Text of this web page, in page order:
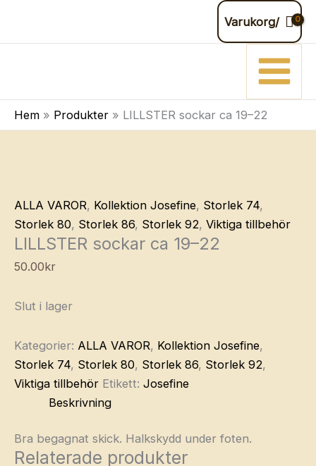
innehåll
Varukorg/
Hem Produkter LILLSTER sockar ca 19–22
ALLA VAROR, Kollektion Josefine, Storlek 74,
Storlek 80, Storlek 86, Storlek 92, Viktiga tillbehör
LILLSTER sockar ca 19–22
50.00kr
Slut i lager
Kategorier: ALLA VAROR, Kollektion Josefine,
Storlek 74, Storlek 80, Storlek 86, Storlek 92,
Viktiga tillbehör Etikett: Josefine
Beskrivning
Bra begagnat skick. Halkskydd under foten.
Relaterade produkter